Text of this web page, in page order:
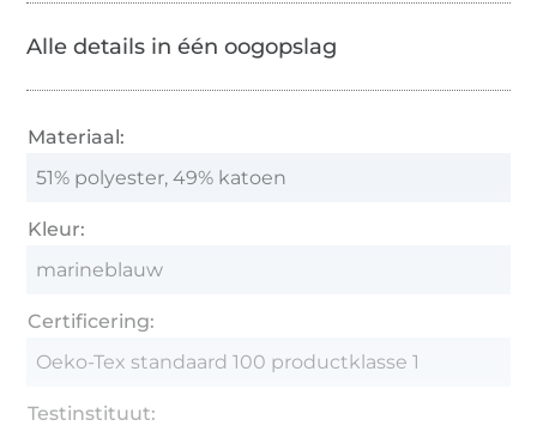
Alle details in één oogopslag
Materiaal:
51% polyester, 49% katoen
Kleur:
marineblauw
Certificering:
Oeko-Tex standaard 100 productklasse 1
Testinstituut: